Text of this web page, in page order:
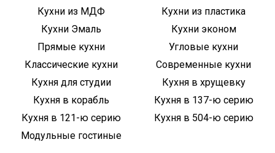
Кухни из МДФ
Кухни из пластика
Кухни Эмаль
Кухни эконом
Прямые кухни
Угловые кухни
Классические кухни
Современные кухни
Кухня для студии
Кухня в хрущевку
Кухня в корабль
Кухня в 137-ю серию
Кухня в 121-ю серию
Кухня в 504-ю серию
Модульные гостиные